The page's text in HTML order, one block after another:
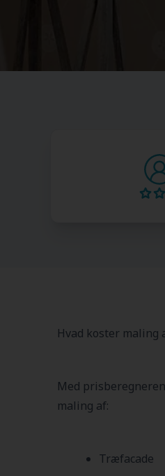
Hvad koster maling
Med
maling af:
Træfacade